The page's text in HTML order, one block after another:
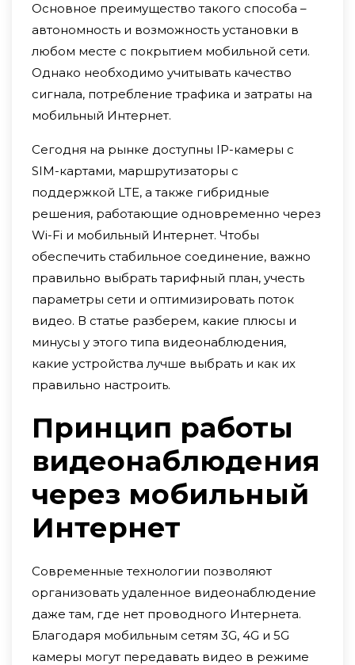
Основное преимущество такого способа –
автономность и возможность установки в
любом месте с покрытием мобильной сети.
Однако необходимо учитывать качество
сигнала, потребление трафика и затраты на
мобильный Интернет.
Сегодня на рынке доступны IP-камеры с
SIM-картами, маршрутизаторы с
поддержкой LTE, а также гибридные
решения, работающие одновременно через
Wi-Fi и мобильный Интернет. Чтобы
обеспечить стабильное соединение, важно
правильно выбрать тарифный план, учесть
параметры сети и оптимизировать поток
видео. В статье разберем, какие плюсы и
минусы у этого типа видеонаблюдения,
какие устройства лучше выбрать и как их
правильно настроить.
Принцип работы
видеонаблюдения
через мобильный
Интернет
Современные технологии позволяют
организовать удаленное видеонаблюдение
даже там, где нет проводного Интернета.
Благодаря мобильным сетям 3G, 4G и 5G
камеры могут передавать видео в режиме